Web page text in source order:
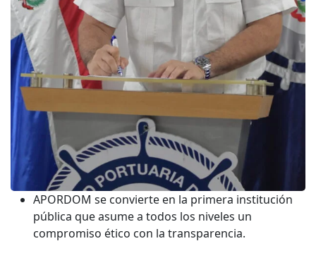
APORDOM se convierte en la primera institución
pública que asume a todos los niveles un
compromiso ético con la transparencia.